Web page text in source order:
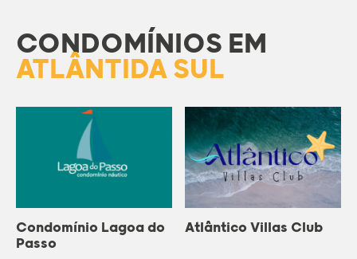
CONDOMÍNIOS EM
ATLÂNTIDA SUL
Condomínio Lagoa do
Passo
Atlântico Villas Club